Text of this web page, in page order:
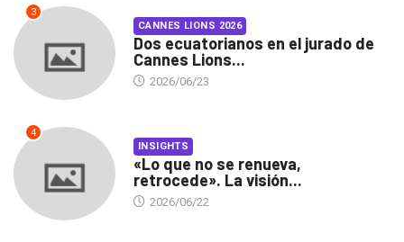
3
CANNES LIONS 2026
Dos ecuatorianos en el jurado de
Cannes Lions...
2026/06/23
4
INSIGHTS
«Lo que no se renueva,
retrocede». La visión...
2026/06/22